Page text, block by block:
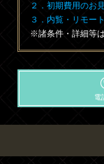
２．初期費用のお
３．内覧・リモー
※諸条件・詳細等
電